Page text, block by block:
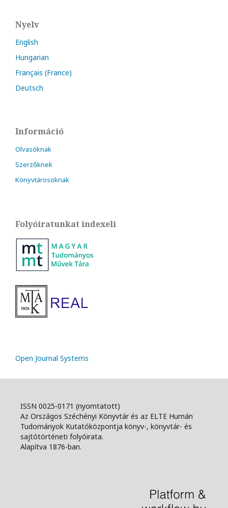
Nyelv
English
Hungarian
Français (France)
Deutsch
Információ
Olvasóknak
Szerzőknek
Könyvtárosoknak
Folyóiratunkat indexeli
Open Journal Systems
ISSN 0025-0171 (nyomtatott)
Az Országos Széchényi Könyvtár és az ELTE Humán
Tudományok Kutatóközpontja könyv-, könyvtár- és
sajtótörténeti folyóirata.
Alapítva 1876-ban.